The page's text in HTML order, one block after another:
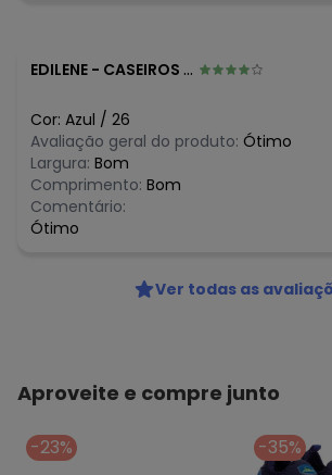
EDILENE - CASEIROS - RS
Cor: Azul / 26
Avaliação geral do produto: Ótimo
Largura: Bom
Comprimento: Bom
Comentário:
Ótimo
Ver todas as
Aproveite e compre junto
-23% -35%